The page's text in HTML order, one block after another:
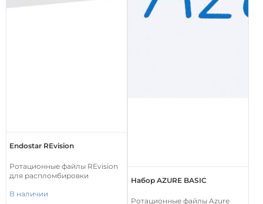
Endostar REvision
Ротационные файлы REvision
для распломбировки
В наличии
Набор AZURE BASIC
Ротационные файлы Azure